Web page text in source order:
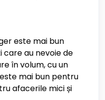
este mai bun
care au nevoie de
în volum, cu un
mai bun pentru
afacerile mici și